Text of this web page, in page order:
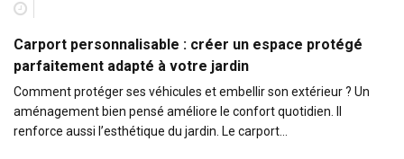
Carport personnalisable : créer un espace protégé
parfaitement adapté à votre jardin
Comment protéger ses véhicules et embellir son extérieur ? Un
aménagement bien pensé améliore le confort quotidien. Il
renforce aussi l’esthétique du jardin. Le carport…